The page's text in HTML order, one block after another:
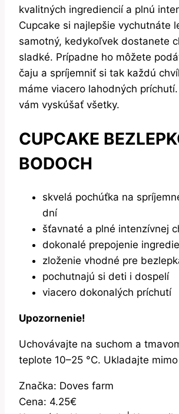
kvalitných ingrediencií a plnú
Cupcake si najlepšie vychutnáte
samotný, kedykoľvek dostanete
sladké. Prípadne ho môžete
čaju a spríjemniť si tak každú
máme viacero lahodných
vám vyskúšať všetky.
CUPCAKE
BODOCH
skvelá pochúťka na
dní
šťavnaté a plné intenzívnej
dokonalé prepojenie
zloženie vhodné pre
pochutnajú si deti i dospelí
viacero dokonalých príchutí
Upozornenie!
Uchovávajte na suchom a
teplote 10–25 °C. Ukladajte
Značka: Doves farm
Cena: 4.25€